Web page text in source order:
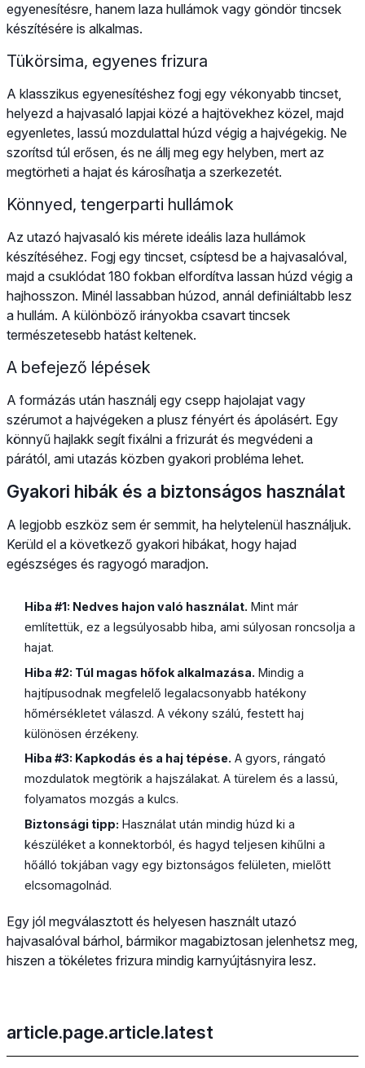
egyenesítésre, hanem laza hullámok vagy göndör tincsek
készítésére is alkalmas.
Tükörsima, egyenes frizura
A klasszikus egyenesítéshez fogj egy vékonyabb tincset,
helyezd a hajvasaló lapjai közé a hajtövekhez közel, majd
egyenletes, lassú mozdulattal húzd végig a hajvégekig. Ne
szorítsd túl erősen, és ne állj meg egy helyben, mert az
megtörheti a hajat és károsíhatja a szerkezetét.
Könnyed, tengerparti hullámok
Az utazó hajvasaló kis mérete ideális laza hullámok
készítéséhez. Fogj egy tincset, csíptesd be a hajvasalóval,
majd a csuklódat 180 fokban elfordítva lassan húzd végig a
hajhosszon. Minél lassabban húzod, annál definiáltabb lesz
a hullám. A különböző irányokba csavart tincsek
természetesebb hatást keltenek.
A befejező lépések
A formázás után használj egy csepp hajolajat vagy
szérumot a hajvégeken a plusz fényért és ápolásért. Egy
könnyű hajlakk segít fixálni a frizurát és megvédeni a
párától, ami utazás közben gyakori probléma lehet.
Gyakori hibák és a biztonságos használat
A legjobb eszköz sem ér semmit, ha helytelenül használjuk.
Kerüld el a következő gyakori hibákat, hogy hajad
egészséges és ragyogó maradjon.
Hiba #1: Nedves hajon való használat. Mint már
említettük, ez a legsúlyosabb hiba, ami súlyosan roncsolja a
hajat.
Hiba #2: Túl magas hőfok alkalmazása. Mindig a
hajtípusodnak megfelelő legalacsonyabb hatékony
hőmérsékletet válaszd. A vékony szálú, festett haj
különösen érzékeny.
Hiba #3: Kapkodás és a haj tépése. A gyors, rángató
mozdulatok megtörik a hajszálakat. A türelem és a lassú,
folyamatos mozgás a kulcs.
Biztonsági tipp: Használat után mindig húzd ki a
készüléket a konnektorból, és hagyd teljesen kihűlni a
hőálló tokjában vagy egy biztonságos felületen, mielőtt
elcsomagolnád.
Egy jól megválasztott és helyesen használt utazó
hajvasalóval bárhol, bármikor magabiztosan jelenhetsz meg,
hiszen a tökéletes frizura mindig karnyújtásnyira lesz.
article.page.article.latest